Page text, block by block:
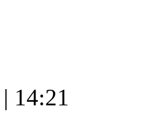
| 14:21